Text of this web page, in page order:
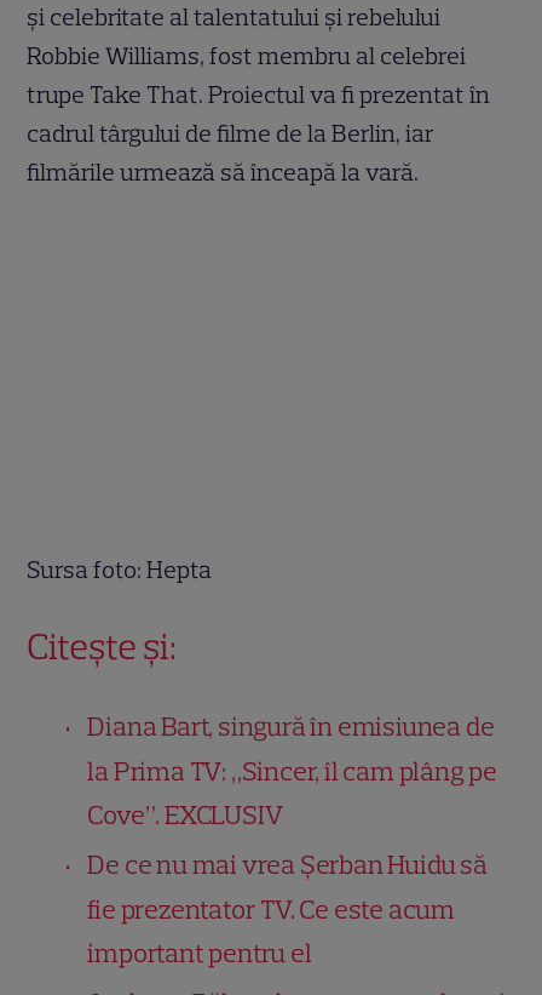
și celebritate al talentatului și rebelului
Robbie Williams, fost membru al celebrei
trupe Take That. Proiectul va fi prezentat în
cadrul târgului de filme de la Berlin, iar
filmările urmează să înceapă la vară.
Sursa foto: Hepta
Citește și:
Diana Bart, singură în emisiunea de
la Prima TV: „Sincer, îl cam plâng pe
Cove”. EXCLUSIV
De ce nu mai vrea Șerban Huidu să
fie prezentator TV. Ce este acum
important pentru el